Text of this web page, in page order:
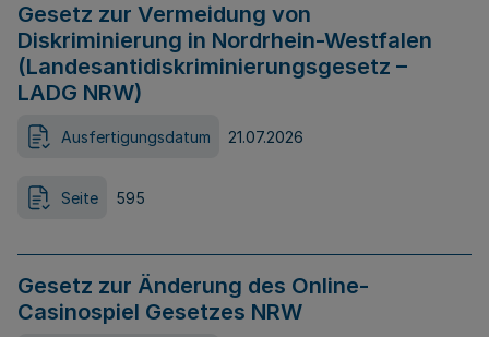
Gesetz zur Vermeidung von
Diskriminierung in Nordrhein-Westfalen
(Landesantidiskriminierungsgesetz –
LADG NRW)
Ausfertigungsdatum 21.07.2026
Seite 595
Gesetz zur Änderung des Online-
Casinospiel Gesetzes NRW